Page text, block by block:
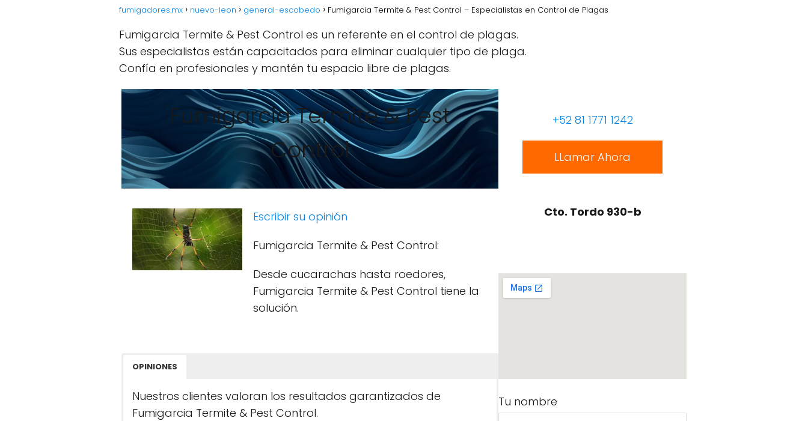
fumigadores.mx nuevo-leon general-escobedo Fumigarcia Termite & Pest Control – Especialistas en Control de Plagas
Fumigarcia Termite & Pest Control es un referente en el control de plagas.
Sus especialistas están capacitados para eliminar cualquier tipo de plaga.
Confía en profesionales y mantén tu espacio libre de plagas.
Fumigarcia Termite & Pest
Control
Escribir su opinión
Fumigarcia Termite & Pest Control:
Desde cucarachas hasta roedores,
Fumigarcia Termite & Pest Control tiene la
solución.
OPINIONES
Nuestros clientes valoran los resultados garantizados de
Fumigarcia Termite & Pest Control.
+52 81 1771 1242
LLamar Ahora
Cto. Tordo 930-b
Tu nombre